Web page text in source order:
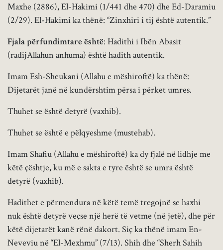
Maxhe (2886), El-Hakimi (1/441 dhe 470) dhe Ed-Daramiu
(2/29). El-Hakimi ka thënë: “Zinxhiri i tij është autentik.”
Fjala përfundimtare është: Hadithi i Ibën Abasit
(radijAllahun anhuma) është hadith autentik.
Imam Esh-Sheukani (Allahu e mëshiroftë) ka thënë:
Dijetarët janë në kundërshtim përsa i përket umres.
Thuhet se është detyrë (vaxhib).
Thuhet se është e pëlqyeshme (mustehab).
Imam Shafiu (Allahu e mëshiroftë) ka dy fjalë në lidhje me
këtë çështje, ku më e sakta e tyre është se umra është
detyrë (vaxhib).
Hadithet e përmendura në këtë temë tregojnë se haxhi
nuk është detyrë veçse një herë të vetme (në jetë), dhe për
këtë dijetarët kanë rënë dakort. Siç ka thënë imam En-
Neveviu në “El-Mexhmu” (7/13). Shih dhe “Sherh Sahih